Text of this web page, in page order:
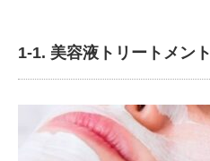
1-1. 美容液トリートメント